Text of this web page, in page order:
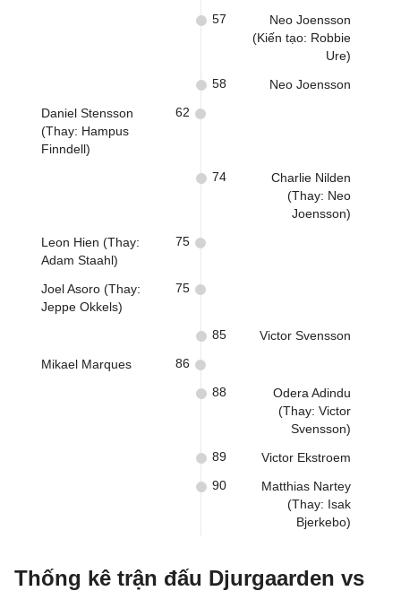
Neo Joensson
(Kiến tạo: Robbie
Ure)
57
Neo Joensson
58
Daniel Stensson
(Thay: Hampus
Finndell)
62
Charlie Nilden
(Thay: Neo
Joensson)
74
Leon Hien (Thay:
Adam Staahl)
75
Joel Asoro (Thay:
Jeppe Okkels)
75
Victor Svensson
85
Mikael Marques 86
Odera Adindu
(Thay: Victor
Svensson)
88
Victor Ekstroem
89
Matthias Nartey
(Thay: Isak
Bjerkebo)
90
Thống kê trận đấu Djurgaarden vs